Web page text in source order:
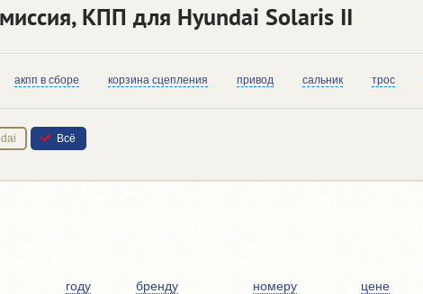
КПП для Hyundai Solaris II
акпп в сборе корзина сцепления привод сальник трос
Всё
году бренду номеру цене